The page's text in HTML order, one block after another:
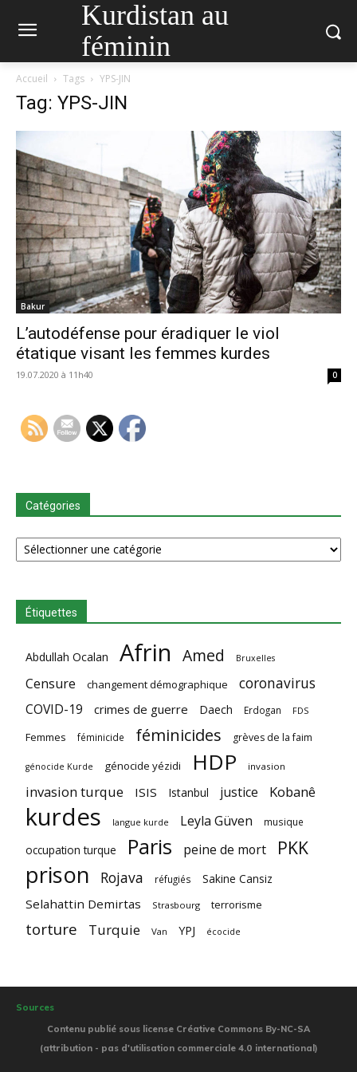
Kurdistan au
féminin
Accueil Tags YPS-JIN
Tag: YPS-JIN
Bakur
L’autodéfense pour éradiquer le viol
étatique visant les femmes kurdes
19.07.2020 à 11h40 0
Catégories
Catégories
Étiquettes
Abdullah Ocalan Afrin Amed Bruxelles
Censure changement démographique coronavirus
COVID-19 crimes de guerre Daech Erdogan FDS
Femmes féminicide féminicides grèves de la faim
génocide Kurde génocide yézidi HDP invasion
invasion turque ISIS Istanbul justice Kobanê
kurdes langue kurde Leyla Güven musique
occupation turque Paris peine de mort PKK
prison Rojava réfugiés Sakine Cansiz
Selahattin Demirtas Strasbourg terrorisme
torture Turquie Van YPJ écocide
Sources
Contenu publié sous license Créative Commons By-NC-SA
(attribution - pas d'utilisation commerciale 4.0 international)